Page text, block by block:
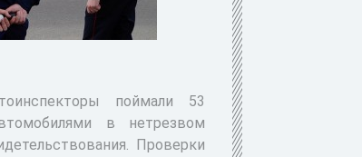
поймали 53
в нетрезвом
Проверки